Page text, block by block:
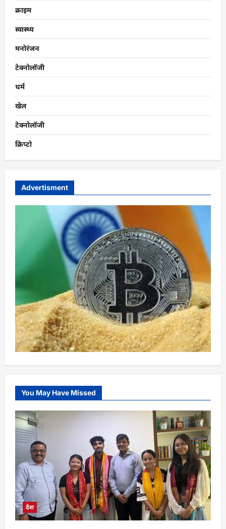
क्राइम
स्वास्थ्य
मनोरंजन
टेक्नोलॉजी
धर्म
खेल
टेक्नोलॉजी
क्रिप्टो
Advertisment
You May Have Missed
देश